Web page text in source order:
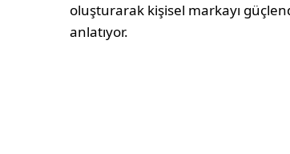
oluşturarak kişisel markayı
anlatıyor.